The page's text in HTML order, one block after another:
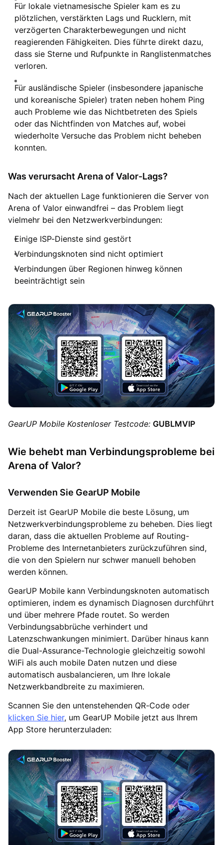
Für lokale vietnamesische Spieler kam es zu
plötzlichen, verstärkten Lags und Rucklern, mit
verzögerten Charakterbewegungen und nicht
reagierenden Fähigkeiten. Dies führte direkt dazu,
dass sie Sterne und Rufpunkte in Ranglistenmatches
verloren.
Für ausländische Spieler (insbesondere japanische
und koreanische Spieler) traten neben hohem Ping
auch Probleme wie das Nichtbetreten des Spiels
oder das Nichtfinden von Matches auf, wobei
wiederholte Versuche das Problem nicht beheben
konnten.
Was verursacht Arena of Valor-Lags?
Nach der aktuellen Lage funktionieren die Server von
Arena of Valor einwandfrei – das Problem liegt
vielmehr bei den Netzwerkverbindungen:
Einige ISP-Dienste sind gestört
Verbindungsknoten sind nicht optimiert
Verbindungen über Regionen hinweg können
beeinträchtigt sein
GearUP Mobile Kostenloser Testcode: GUBLMVIP
Wie behebt man Verbindungsprobleme bei
Arena of Valor?
Verwenden Sie GearUP Mobile
Derzeit ist GearUP Mobile die beste Lösung, um
Netzwerkverbindungsprobleme zu beheben. Dies liegt
daran, dass die aktuellen Probleme auf Routing-
Probleme des Internetanbieters zurückzuführen sind,
die von den Spielern nur schwer manuell behoben
werden können.
GearUP Mobile kann Verbindungsknoten automatisch
optimieren, indem es dynamisch Diagnosen durchführt
und über mehrere Pfade routet. So werden
Verbindungsabbrüche verhindert und
Latenzschwankungen minimiert. Darüber hinaus kann
die Dual-Assurance-Technologie gleichzeitig sowohl
WiFi als auch mobile Daten nutzen und diese
automatisch ausbalancieren, um Ihre lokale
Netzwerkbandbreite zu maximieren.
Scannen Sie den untenstehenden QR-Code oder
klicken Sie hier, um GearUP Mobile jetzt aus Ihrem
App Store herunterzuladen: